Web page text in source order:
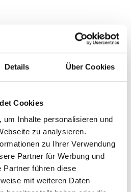
Details Über Cookies
Cookies
Inhalte personalisieren und
zu analysieren.
zu Ihrer Verwendung
Partner für Werbung und
Partner führen diese
mit weiteren Daten